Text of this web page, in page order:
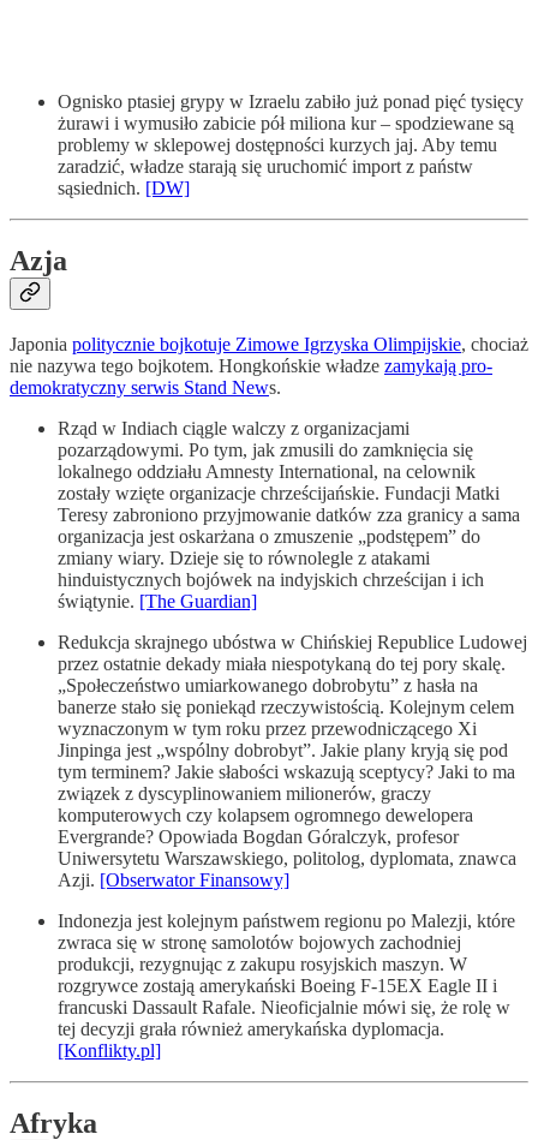
Ognisko ptasiej grypy w Izraelu zabiło już ponad pięć tysięcy
żurawi i wymusiło zabicie pół miliona kur – spodziewane są
problemy w sklepowej dostępności kurzych jaj. Aby temu
zaradzić, władze starają się uruchomić import z państw
sąsiednich. [DW]
Azja
Japonia politycznie bojkotuje Zimowe Igrzyska Olimpijskie, chociaż
nie nazywa tego bojkotem. Hongkońskie władze zamykają pro-
demokratyczny serwis Stand News.
Rząd w Indiach ciągle walczy z organizacjami
pozarządowymi. Po tym, jak zmusili do zamknięcia się
lokalnego oddziału Amnesty International, na celownik
zostały wzięte organizacje chrześcijańskie. Fundacji Matki
Teresy zabroniono przyjmowanie datków zza granicy a sama
organizacja jest oskarżana o zmuszenie „podstępem” do
zmiany wiary. Dzieje się to równolegle z atakami
hinduistycznych bojówek na indyjskich chrześcijan i ich
świątynie. [The Guardian]
Redukcja skrajnego ubóstwa w Chińskiej Republice Ludowej
przez ostatnie dekady miała niespotykaną do tej pory skalę.
„Społeczeństwo umiarkowanego dobrobytu” z hasła na
banerze stało się poniekąd rzeczywistością. Kolejnym celem
wyznaczonym w tym roku przez przewodniczącego Xi
Jinpinga jest „wspólny dobrobyt”. Jakie plany kryją się pod
tym terminem? Jakie słabości wskazują sceptycy? Jaki to ma
związek z dyscyplinowaniem milionerów, graczy
komputerowych czy kolapsem ogromnego dewelopera
Evergrande? Opowiada Bogdan Góralczyk, profesor
Uniwersytetu Warszawskiego, politolog, dyplomata, znawca
Azji. [Obserwator Finansowy]
Indonezja jest kolejnym państwem regionu po Malezji, które
zwraca się w stronę samolotów bojowych zachodniej
produkcji, rezygnując z zakupu rosyjskich maszyn. W
rozgrywce zostają amerykański Boeing F-15EX Eagle II i
francuski Dassault Rafale. Nieoficjalnie mówi się, że rolę w
tej decyzji grała również amerykańska dyplomacja.
[Konflikty.pl]
Afryka